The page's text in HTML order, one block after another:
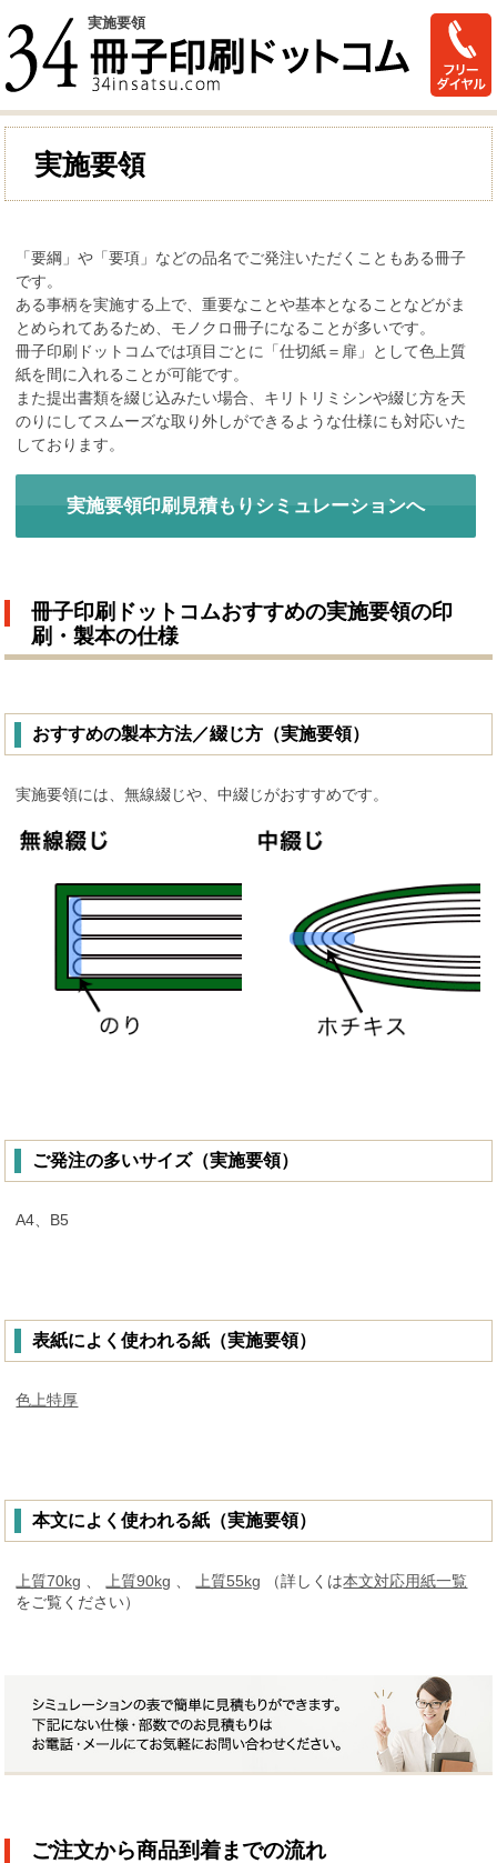
実施要領
実施要領
「要綱」や「要項」などの品名でご発注いただくこともある冊子
です。
ある事柄を実施する上で、重要なことや基本となることなどがま
とめられてあるため、モノクロ冊子になることが多いです。
冊子印刷ドットコムでは項目ごとに「仕切紙＝扉」として色上質
紙を間に入れることが可能です。
また提出書類を綴じ込みたい場合、キリトリミシンや綴じ方を天
のりにしてスムーズな取り外しができるような仕様にも対応いた
しております。
実施要領印刷見積もりシミュレーションへ
冊子印刷ドットコムおすすめの実施要領の印
刷・製本の仕様
おすすめの製本方法／綴じ方（実施要領）
実施要領には、無線綴じや、中綴じがおすすめです。
ご発注の多いサイズ（実施要領）
A4、B5
表紙によく使われる紙（実施要領）
色上特厚
本文によく使われる紙（実施要領）
上質70kg 上質90kg 上質55kg （詳しくは本文対応用紙一覧
をご覧ください）
ご注文から商品到着までの流れ